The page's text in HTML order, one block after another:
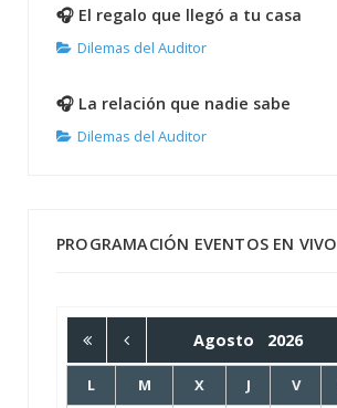
🎧 El regalo que llegó a tu casa
Dilemas del Auditor
🎧 La relación que nadie sabe
Dilemas del Auditor
PROGRAMACIÓN EVENTOS EN VIVO
Agosto 2026
L M X J V